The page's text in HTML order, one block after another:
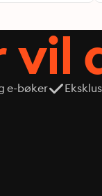
vil
e-bøker